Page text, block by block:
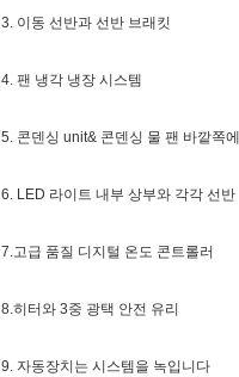
3. 이동 선반과 선반 브래킷
4. 팬 냉각 냉장 시스템
5. 콘덴싱 unit& 콘덴싱 물 팬 바깥쪽
6. LED 라이트 내부 상부와 각각 선반
7.고급 품질 디지털 온도 콘트롤러
8.히터와 3중 광택 안전 유리
9. 자동장치는 시스템을 녹입니다